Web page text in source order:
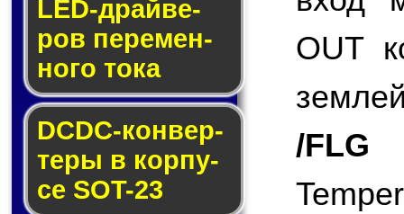
LED-драй­ве­
ров пе­ре­мен­
но­го то­ка
DCDC-кон­вер­
те­ры в кор­пу­
се SOT-23
OUT
/FLG